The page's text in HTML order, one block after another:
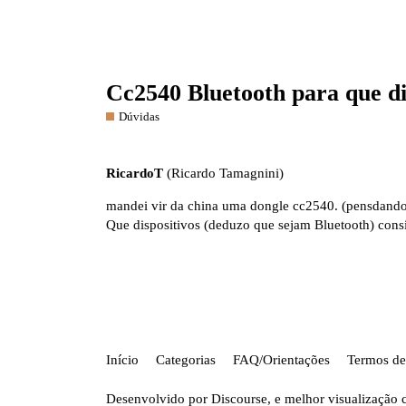
Cc2540 Bluetooth para que
Dúvidas
RicardoT (Ricardo Tamagnini)
mandei vir da china uma dongle cc2540.
Que dispositivos (deduzo que sejam Bluetooth)
Início Categorias FAQ/Orientações Termos
Desenvolvido por Discourse, e melhor visualização